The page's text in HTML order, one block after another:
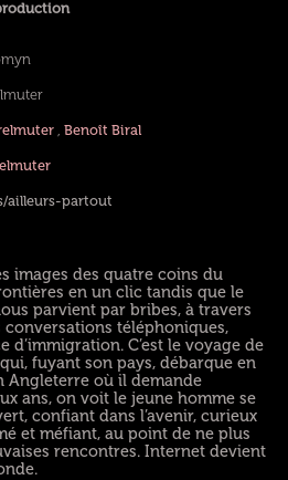
, Benoît Biral
ailleurs-partout
images des quatre coins du
en un clic tandis que le
parvient par bribes, à travers
conversations téléphoniques,
d’immigration. C’est le voyage de
fuyant son pays, débarque en
Angleterre où il demande
ans, on voit le jeune homme se
confiant dans l’avenir, curieux
et méfiant, au point de ne plus
rencontres. Internet devient